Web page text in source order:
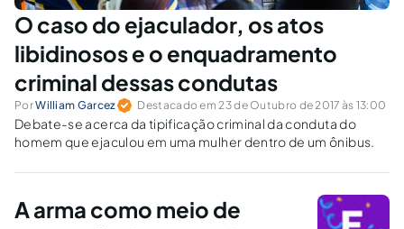
O caso do ejaculador, os atos
libidinosos e o enquadramento
criminal dessas condutas
PorWilliam Garcez Destacado em 23 de Outubro de 2017 às 13:00
Debate-se acerca da tipificação criminal da conduta do
homem que ejaculou em uma mulher dentro de um ônibus.
A arma como meio de